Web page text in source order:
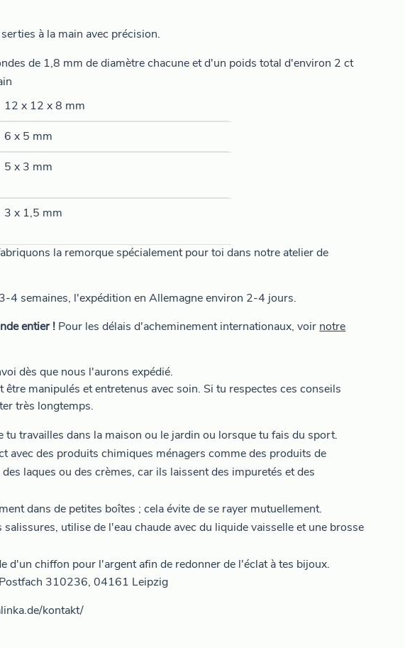
à la main avec précision.
de 1,8 mm de diamètre chacune et d'un poids total d'environ 2 ct
12 x 12 x 8 mm
6 x 5 mm
5 x 3 mm
3 x 1,5 mm
la remorque spécialement pour toi dans notre atelier de
4 semaines, l'expédition en Allemagne environ 2-4 jours.
entier ! Pour les délais d'acheminement internationaux, voir notre
dès que nous l'aurons expédié.
être manipulés et entretenus avec soin. Si tu respectes ces conseils
très longtemps.
tu travailles dans la maison ou le jardin ou lorsque tu fais du sport.
avec des produits chimiques ménagers comme des produits de
laques ou des crèmes, car ils laissent des impuretés et des
dans de petites boîtes ; cela évite de se rayer mutuellement.
salissures, utilise de l'eau chaude avec du liquide vaisselle et une brosse
d'un chiffon pour l'argent afin de redonner de l'éclat à tes bijoux.
310236, 04161 Leipzig
kontakt/